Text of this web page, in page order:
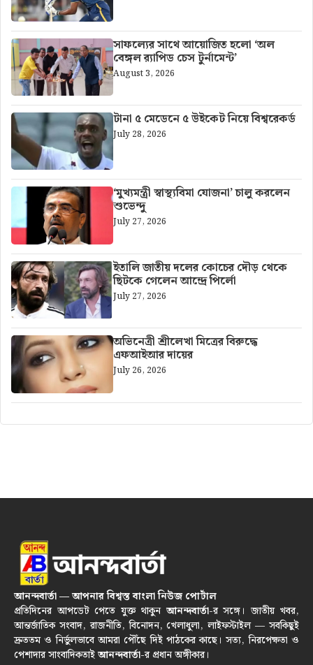
সাফল্যের সাথে আয়োজিত হলো ‘অল
বেঙ্গল র‍্যাপিড চেস টুর্নামেন্ট’
August 3, 2026
টানা ৫ মেডেনে ৫ উইকেট নিয়ে বিশ্বরেকর্ড
July 28, 2026
‘মুখ্যমন্ত্রী স্বাস্থ্যবিমা যোজনা’ চালু করলেন
শুভেন্দু
July 27, 2026
ইতালি জাতীয় দলের কোচের দৌড় থেকে
ছিটকে গেলেন আন্দ্রে পির্লো
July 27, 2026
অভিনেত্রী শ্রীলেখা মিত্রের বিরুদ্ধে
এফআইআর দায়ের
July 26, 2026
আনন্দবার্তা — আপনার বিশ্বস্ত বাংলা নিউজ পোর্টাল
প্রতিদিনের আপডেট পেতে যুক্ত থাকুনআনন্দবার্তা-র সঙ্গে। জাতীয় খবর,
আন্তর্জাতিক সংবাদ, রাজনীতি, বিনোদন, খেলাধুলা, লাইফস্টাইল — সবকিছুই
দ্রুততম ও নির্ভুলভাবে আমরা পৌঁছে দিই পাঠকের কাছে। সত্য, নিরপেক্ষতা ও
পেশাদার সাংবাদিকতাইআনন্দবার্তা-র প্রধান অঙ্গীকার।